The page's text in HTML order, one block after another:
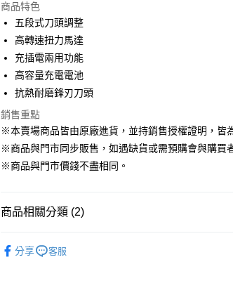
LINE Pay
Apple Pay
街口支付
悠遊付
Google Pay
ATM付款
貨到付款
運送方式
【全家】取貨付款1500免運
商品特色
五段式刀頭調整
高轉速扭力馬達
充插電兩用功能
高容量充電電池
抗熱耐磨鋒刃刀頭
銷售重點
※本賣場商品皆由原廠進貨，並持銷售授權證明，皆
※商品與門市同步販售，如遇缺貨或需預購會與購買
※商品與門市價錢不盡相同。
商品相關分類 (2)
分享 客服